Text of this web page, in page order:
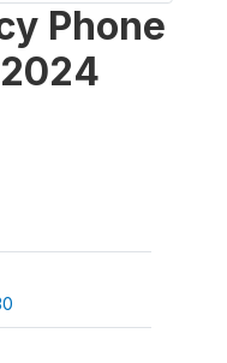
Phone